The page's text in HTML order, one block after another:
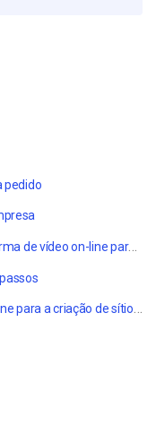
pedido
9 Características principais de uma plataforma de vídeo on-line para criar um site de vídeo sob demanda (VOD) para empresas
Dacast - Uma plataforma líder de vídeo online para a criação de sítios Web VOD